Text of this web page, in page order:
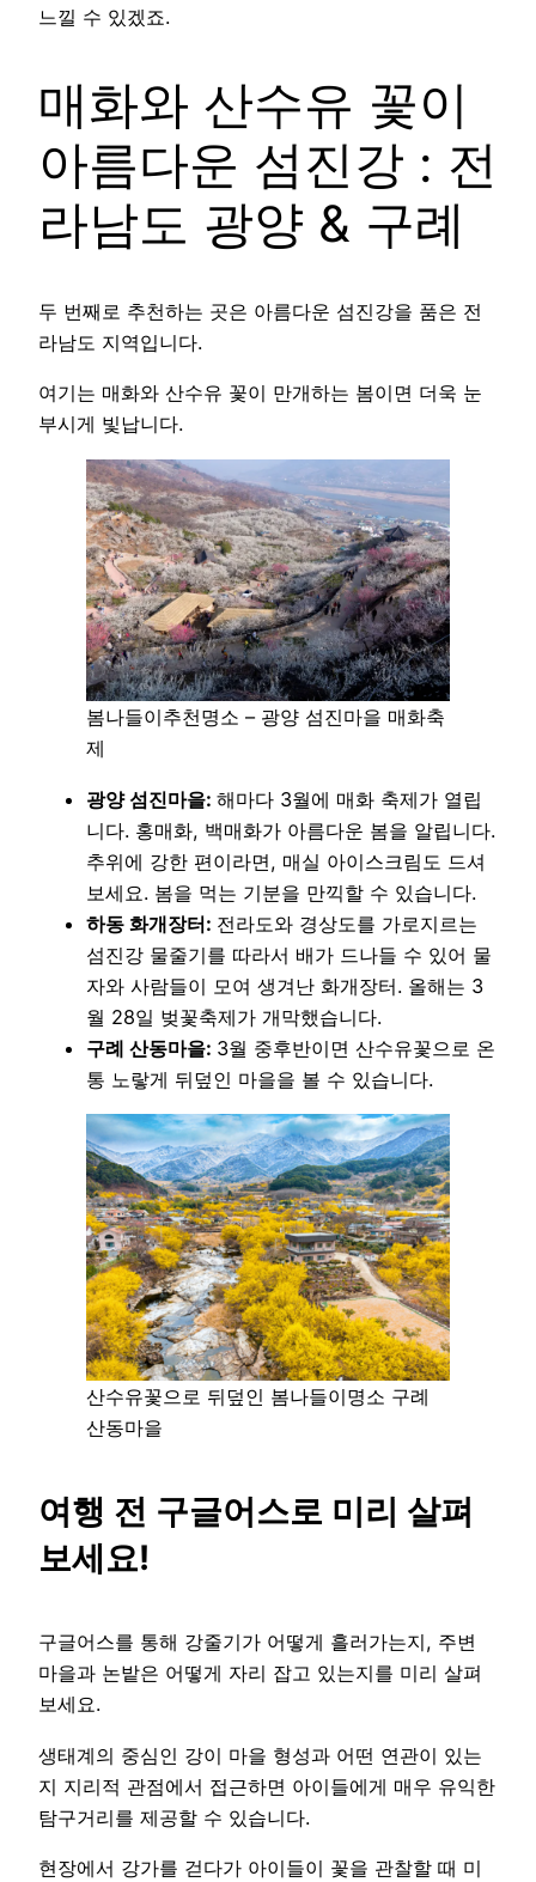
느낄 수 있겠죠.
매화와 산수유 꽃이
아름다운 섬진강 : 전
라남도 광양 & 구례
두 번째로 추천하는 곳은 아름다운 섬진강을 품은 전
라남도 지역입니다.
여기는 매화와 산수유 꽃이 만개하는 봄이면 더욱 눈
부시게 빛납니다.
봄나들이추천명소 – 광양 섬진마을 매화축
제
광양 섬진마을: 해마다 3월에 매화 축제가 열립
니다. 홍매화, 백매화가 아름다운 봄을 알립니다.
추위에 강한 편이라면, 매실 아이스크림도 드셔
보세요. 봄을 먹는 기분을 만끽할 수 있습니다.
하동 화개장터: 전라도와 경상도를 가로지르는
섬진강 물줄기를 따라서 배가 드나들 수 있어 물
자와 사람들이 모여 생겨난 화개장터. 올해는 3
월 28일 벚꽃축제가 개막했습니다.
구례 산동마을: 3월 중후반이면 산수유꽃으로 온
통 노랗게 뒤덮인 마을을 볼 수 있습니다.
산수유꽃으로 뒤덮인 봄나들이명소 구례
산동마을
여행 전 구글어스로 미리 살펴
보세요!
구글어스를 통해 강줄기가 어떻게 흘러가는지, 주변
마을과 논밭은 어떻게 자리 잡고 있는지를 미리 살펴
보세요.
생태계의 중심인 강이 마을 형성과 어떤 연관이 있는
지 지리적 관점에서 접근하면 아이들에게 매우 유익한
탐구거리를 제공할 수 있습니다.
현장에서 강가를 걷다가 아이들이 꽃을 관찰할 때 미